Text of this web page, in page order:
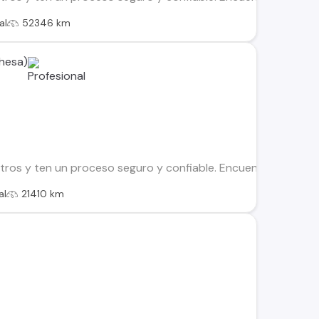
52346 km
y ten un proceso seguro y confiable. Encuentra el ideal
21410 km